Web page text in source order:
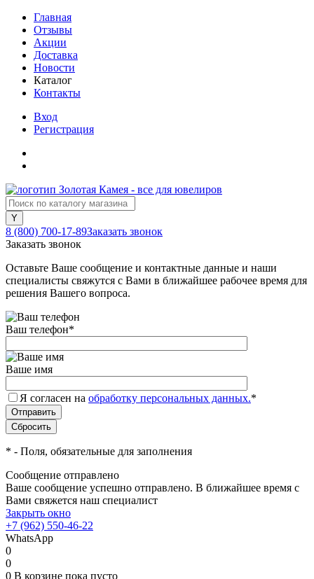
Главная
Отзывы
Акции
Доставка
Новости
Каталог
Контакты
Вход
Регистрация
8 (800) 700-17-89Заказать звонок
Заказать звонок
Оставьте Ваше сообщение и контактные данные и наши
специалисты свяжутся с Вами в ближайшее рабочее время для
решения Вашего вопроса.
Ваш телефон*
Ваше имя
Я согласен на обработку персональных данных.*
* - Поля, обязательные для заполнения
Сообщение отправлено
Ваше сообщение успешно отправлено. В ближайшее время с
Вами свяжется наш специалист
Закрыть окно
+7 (962) 550-46-22
WhatsApp
0
0
0 В корзине пока пусто